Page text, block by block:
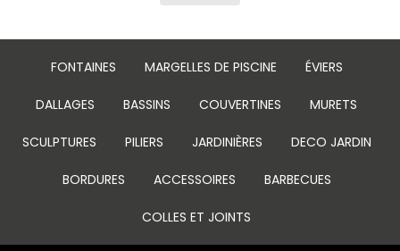
FONTAINES MARGELLES DE PISCINE ÉVIERS
DALLAGES BASSINS COUVERTINES MURETS
SCULPTURES PILIERS JARDINIÈRES DECO JARDIN
BORDURES ACCESSOIRES BARBECUES
COLLES ET JOINTS